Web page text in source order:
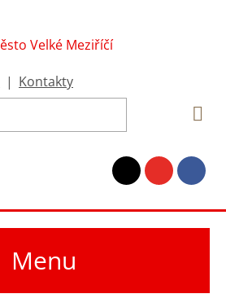
| Kontakty
Menu